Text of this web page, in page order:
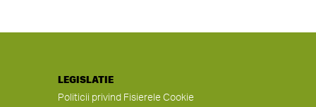
LEGISLATIE
Politicii privind Fisierele Cookie